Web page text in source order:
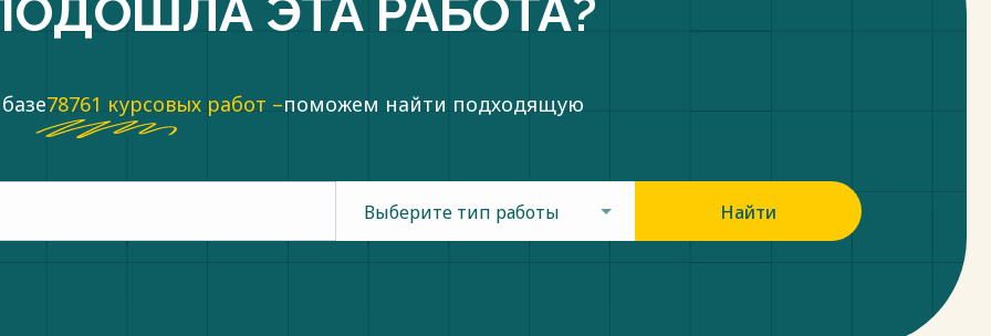
ЭТА РАБОТА?
78761 курсовых работ –поможем найти подходящую
Выберите тип работы Найти